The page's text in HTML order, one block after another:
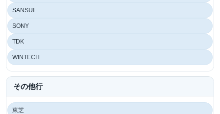
SANSUI
SONY
TDK
WINTECH
その他行
東芝